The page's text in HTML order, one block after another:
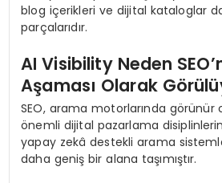
blog içerikleri ve dijital kataloglar
parçalarıdır.
AI Visibility Neden
Aşaması Olarak
SEO, arama motorlarında
önemli dijital pazarlama
yapay zekâ destekli arama
daha geniş bir alana taşımıştır.